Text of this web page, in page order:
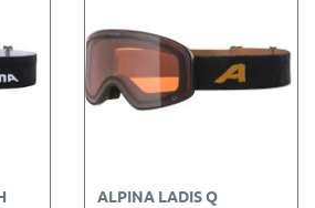
ALPINA LADIS Q